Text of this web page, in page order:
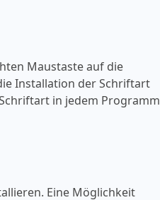
Maustaste auf die
Installation der Schriftart
in jedem Programm
Eine Möglichkeit